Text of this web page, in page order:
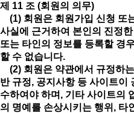
제 11 조 (회원의 의무)
(1) 회원은 회원가입 신청 또
사실에 근거하여 본인의 진정
또는 타인의 정보를 등록할 경
할 수 없습니다.
(2) 회원은 약관에서 규정하
반 규정, 공지사항 등 사이트이
수하여야 하며, 기타 사이트의
의 명예를 손상시키는 행위, 타